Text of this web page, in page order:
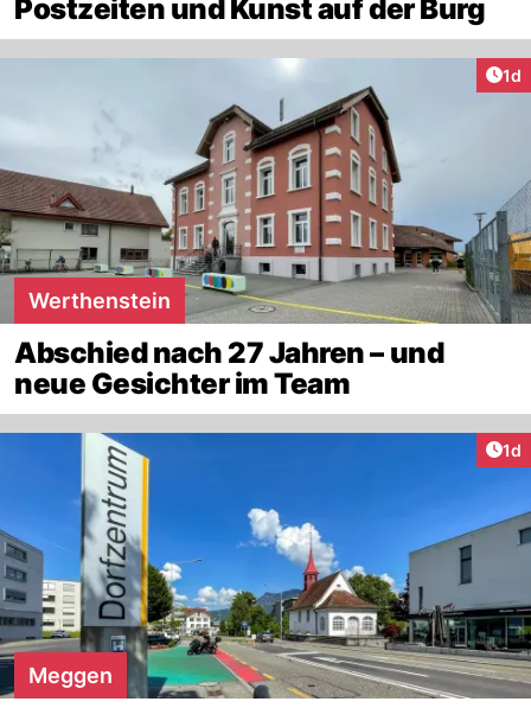
Postzeiten und Kunst auf der Burg
1d
Werthenstein
Abschied nach 27 Jahren – und
neue Gesichter im Team
1d
Meggen